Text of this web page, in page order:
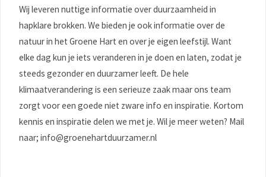
Wij leveren nuttige informatie over duurzaamheid in
hapklare brokken. We bieden je ook informatie over de
natuur in het Groene Hart en over je eigen leefstijl. Want
elke dag kun je iets veranderen in je doen en laten, zodat je
steeds gezonder en duurzamer leeft. De hele
klimaatverandering is een serieuze zaak maar ons team
zorgt voor een goede niet zware info en inspiratie. Kortom
kennis en inspiratie delen we met je. Wil je meer weten? Mail
naar; info@groenehartduurzamer.nl